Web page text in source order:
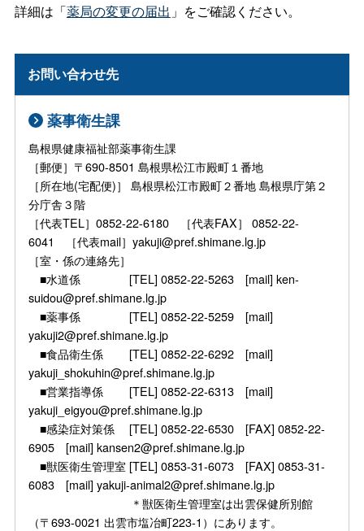
詳細は「薬局の変更の届出 」をご確認ください。
お問い合わせ先
薬事衛生課
島根県健康福祉部薬事衛生課
［郵便］〒690-8501 島根県松江市殿町１番地
［所在地(宅配便)］ 島根県松江市殿町２番地 島根県庁第２
分庁舎３階
［代表TEL］0852-22-6180 ［代表FAX］ 0852-22-
6041 ［代表mail］yakuji@pref.shimane.lg.jp
［室・係の連絡先］
■水道係 [TEL] 0852-22-5263 [mail] ken-
suidou@pref.shimane.lg.jp
■薬事係 [TEL] 0852-22-5259 [mail]
yakuji2@pref.shimane.lg.jp
■食品衛生係 [TEL] 0852-22-6292 [mail]
yakuji_shokuhin@pref.shimane.lg.jp
■営業指導係 [TEL] 0852-22-6313 [mail]
yakuji_eigyou@pref.shimane.lg.jp
■感染症対策係 [TEL] 0852-22-6530 [FAX] 0852-22-
6905 [mail] kansen2@pref.shimane.lg.jp
■獣医衛生管理室 [TEL] 0853-31-6073 [FAX] 0853-31-
6083 [mail] yakuji-animal2@pref.shimane.lg.jp
＊獣医衛生管理室は出雲保健所別館
（〒693-0021 出雲市塩冶町223-1）にあります。